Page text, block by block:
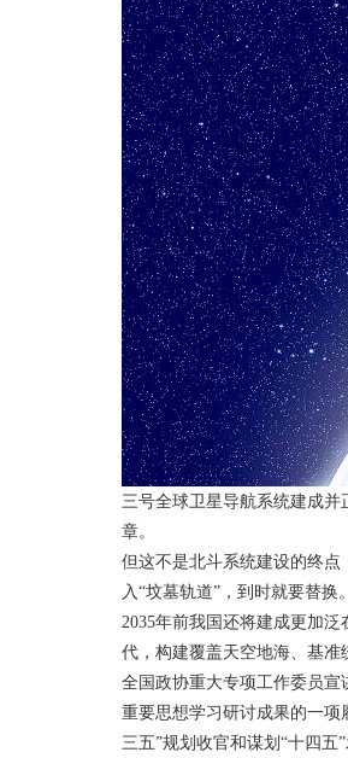
三号全球卫星导航系统建成
章。
但这不是北斗系统建设的终点
入“坟墓轨道”，到时就要替换
2035年前我国还将建成更加
代，构建覆盖天空地海、基
全国政协重大专项工作委员
重要思想学习研讨成果的一
三五”规划收官和谋划“十四